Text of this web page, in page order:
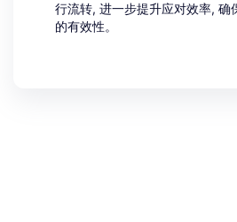
行流转, 进一步提升应对效率, 确
的有效性。